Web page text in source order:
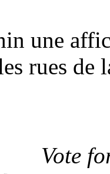
une
rues de
Vote